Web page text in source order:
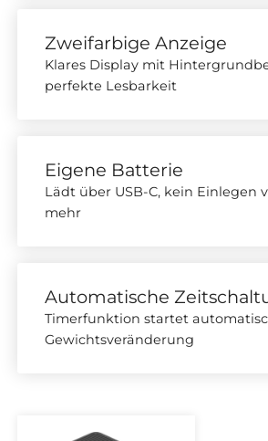
Zweifarbige Anzeige
Klares Display mit
perfekte Lesbarkeit
Eigene Batterie
Lädt über USB-C, kein Einlegen
mehr
Automatische
Timerfunktion startet
Gewichtsveränderung